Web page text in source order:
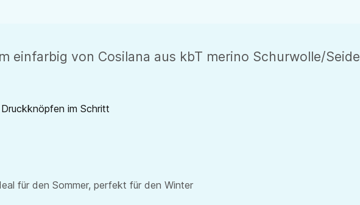
einfarbig von Cosilana aus kbT merino Schurwolle/Seide
im Schritt
für den Sommer, perfekt für den Winter